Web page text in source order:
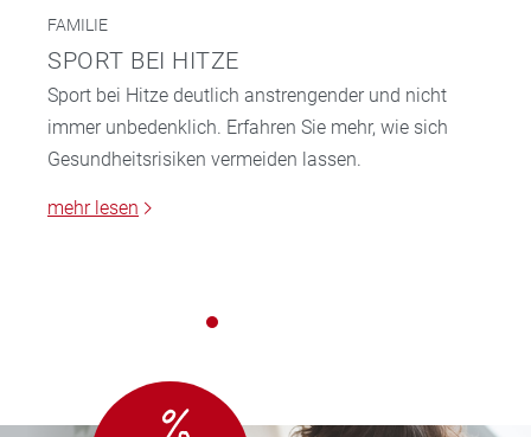
FAMILIE
SPORT BEI HITZE
Sport bei Hitze deutlich anstrengender und nicht
immer unbedenklich. Erfahren Sie mehr, wie sich
Gesundheitsrisiken vermeiden lassen.
mehr lesen